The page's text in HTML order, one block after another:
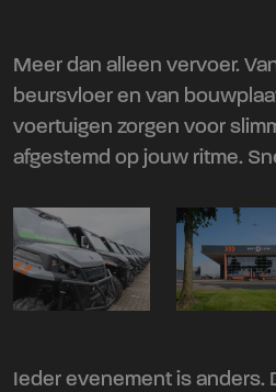
Meer dan alleen vervoer.
beursvloer en van
voertuigen zorgen voor
afgestemd op jouw ritme.
Ieder evenement is anders.